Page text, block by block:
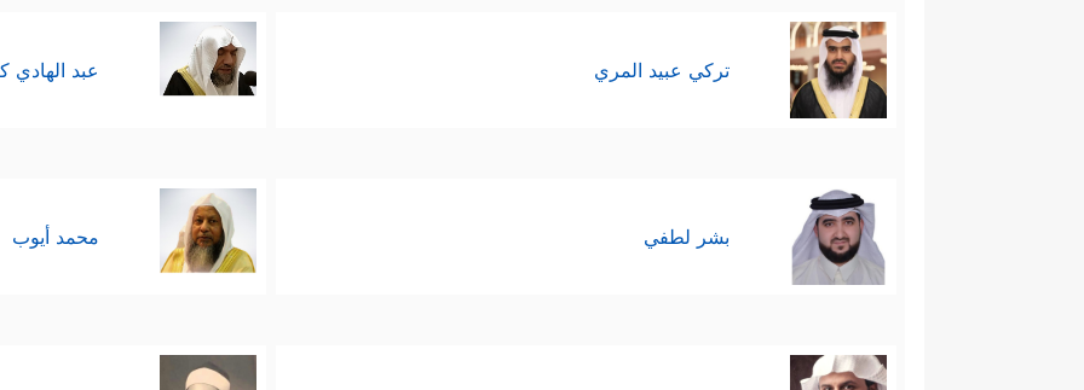
تركي عبيد المري عبد الهادي
بشر لطفي محمد أيوب